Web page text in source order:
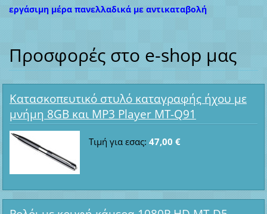
εργάσιμη μέρα πανελλαδικά με αντικαταβολή
Προσφορές στο e-shop μας
Κατασκοπευτικό στυλό καταγραφής ήχου με
μνήμη 8GB και MP3 Player MT-Q91
Τιμή για εσας: 47,00 €